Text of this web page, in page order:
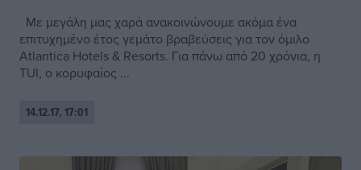
Με μεγάλη μας χαρά ανακοινώνουμε ακόμα ένα
επιτυχημένο έτος γεμάτο βραβεύσεις για τον όμιλο
Atlantica Hotels & Resorts. Για πάνω από 20 χρόνια, η
TUI, ο κορυφαίος ...
14.12.17, 17:01